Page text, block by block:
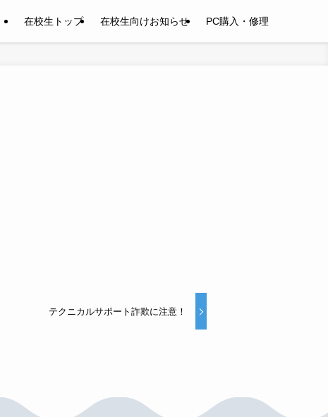
在校生トップ 在校生向けお知らせ PC購入・修理
テクニカルサポート詐欺に注意！